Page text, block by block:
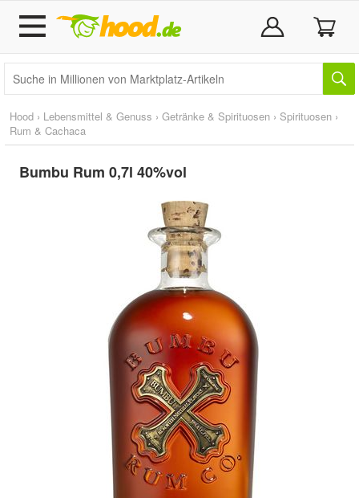
Hood › Lebensmittel & Genuss › Getränke & Spirituosen › Spirituosen ›
Rum & Cachaca
Bumbu Rum 0,7l 40%vol